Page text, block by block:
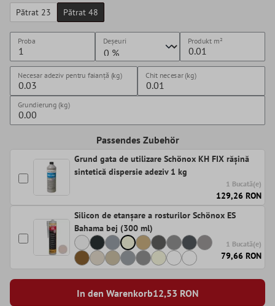
Pătrat 23 Pătrat 48
Proba Deșeuri Produkt m²
Necesar adeziv pentru faianță (kg) Chit necesar (kg)
Grundierung (kg)
Passendes Zubehör
Grund gata de utilizare Schönox KH FIX rășină
sintetică dispersie adeziv 1 kg
1 Bucată(e)
129,26 RON
Silicon de etanșare a rosturilor Schönox ES
Bahama bej (300 ml)
1 Bucată(e)
79,66 RON
In den Warenkorb12,53 RON